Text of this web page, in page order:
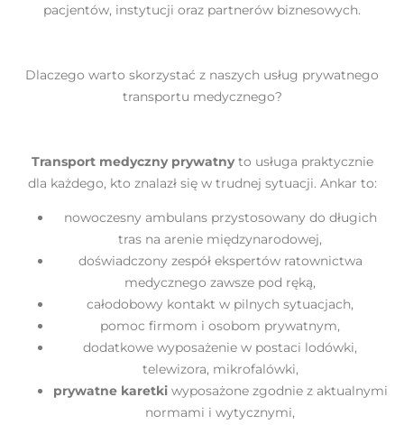
pacjentów, instytucji oraz partnerów biznesowych.
Dlaczego warto skorzystać z naszych usług prywatnego
transportu medycznego?
Transport medyczny prywatnyto usługa praktycznie
dla każdego, kto znalazł się w trudnej sytuacji. Ankar to:
nowoczesny ambulans przystosowany do długich
tras na arenie międzynarodowej,
doświadczony zespół ekspertów ratownictwa
medycznego zawsze pod ręką,
całodobowy kontakt w pilnych sytuacjach,
pomoc firmom i osobom prywatnym,
dodatkowe wyposażenie w postaci lodówki,
telewizora, mikrofalówki,
prywatne karetkiwyposażone zgodnie z aktualnymi
normami i wytycznymi,